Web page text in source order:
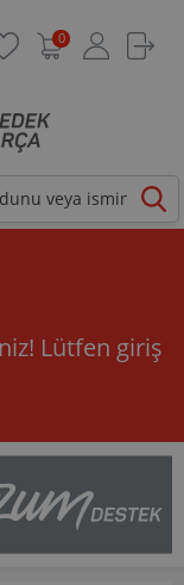
0
Lütfen giriş